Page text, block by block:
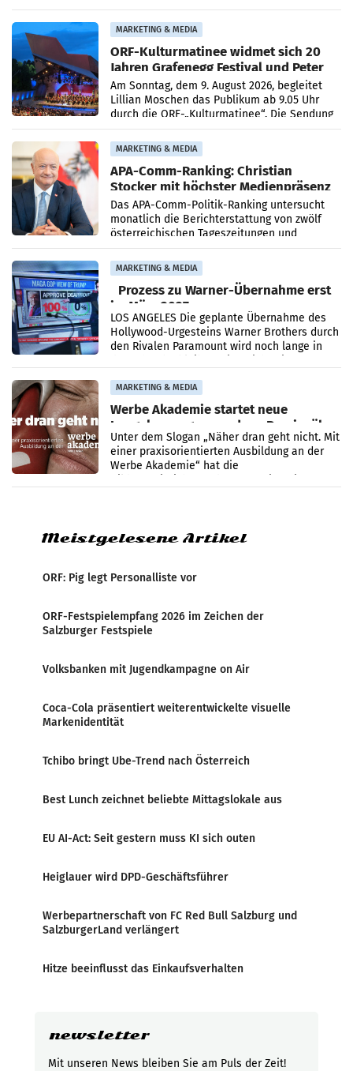
MARKETING & MEDIA
ORF-Kulturmatinee widmet sich 20
Jahren Grafenegg Festival und Peter
Simonischek
Am Sonntag, dem 9. August 2026, begleitet
Lillian Moschen das Publikum ab 9.05 Uhr
durch die ORF-„Kulturmatinee“. Die Sendung
startet mit der Dokumentation „20 Jahre
Grafenegg
MARKETING & MEDIA
APA-Comm-Ranking: Christian
Stocker mit höchster Medienpräsenz
im Juli
Das APA-Comm-Politik-Ranking untersucht
monatlich die Berichterstattung von zwölf
österreichischen Tageszeitungen und
analysiert, welche Politikerinnen und
Politiker Österreichs die
MARKETING & MEDIA
Prozess zu Warner-Übernahme erst
im März 2027
LOS ANGELES Die geplante Übernahme des
Hollywood-Urgesteins Warner Brothers durch
den Rivalen Paramount wird noch lange in
MARKETING & MEDIA
Werbe Akademie startet neue
Imagekampagne rund um Praxisnähe
Unter dem Slogan „Näher dran geht nicht. Mit
einer praxisorientierten Ausbildung an der
Werbe Akademie“ hat die
Meistgelesene Artikel
ORF: Pig legt Personalliste vor
ORF-Festspielempfang 2026 im Zeichen der
Salzburger Festspiele
Volksbanken mit Jugendkampagne on Air
Coca-Cola präsentiert weiterentwickelte visuelle
Markenidentität
Tchibo bringt Ube-Trend nach Österreich
Best Lunch zeichnet beliebte Mittagslokale aus
EU AI-Act: Seit gestern muss KI sich outen
Heiglauer wird DPD-Geschäftsführer
Werbepartnerschaft von FC Red Bull Salzburg und
SalzburgerLand verlängert
Hitze beeinflusst das Einkaufsverhalten
newsletter
Mit unseren News bleiben Sie am Puls der Zeit!